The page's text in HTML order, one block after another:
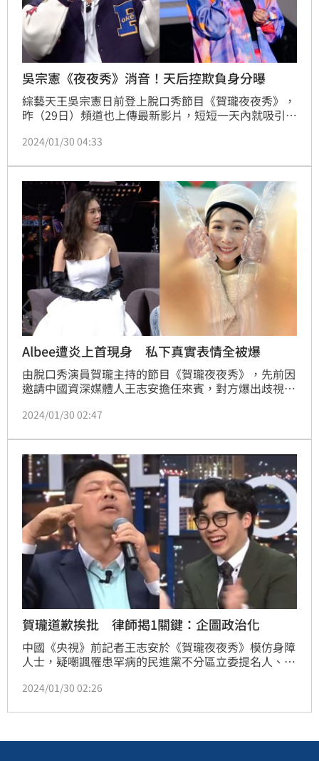
吳宗憲《夜夜秀》消音！天后控欺負身分曝
綜藝天王吳宗憲日前登上脫口秀節目《賀瓏夜夜秀》，
昨（29日）頻道也上傳最新影片，短短一天內就吸引超
遭到消音。其中，吳宗憲提到博恩曾在7年前上過他的
綜藝節目。此外，他也透露某位新加坡天后來去上他的
節目後，卻認為遭到吳宗憲欺辱，兩人因而釀成誤會，
而這位天后的身分也曝光了。
2024/01/30 04:33
Albee遭炎上首現身 私下真實表情全被爆
由脫口秀演員賀瓏主持的節目《賀瓏夜夜秀》，先前因
邀請中國資深媒體人王志安擔任來賓，對方爆出歧視身
就連主持人賀瓏和助理主持人Albee也遭到波及。而
清楚來賓說的話，不過網友卻發現Albee聽完王志安的
話後大笑好幾聲，認為她不可能沒有聽清楚。昨（29
日）《賀瓏夜夜秀》上傳最新影片，而這也是Albee風
波
2024/01/30 02:47
賀瓏道歉挨批 律師揭1關鍵：企圖政治化
中國《央視》前記者王志安於《賀瓏夜夜秀》模仿身障
人士，疑嘲諷罹患罕病的民進黨不分區立委提名人、身
穎直言，相較於陳俊翰，賀瓏1席話企圖把事件政治
2024/01/30 02:26